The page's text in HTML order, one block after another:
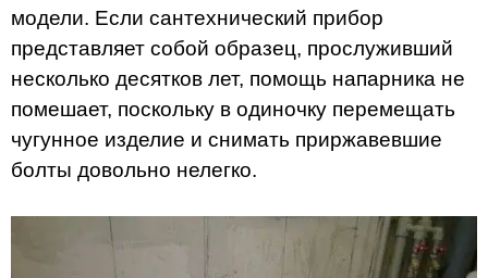
модели. Если сантехнический прибор
представляет собой образец, прослуживший
несколько десятков лет, помощь напарника не
помешает, поскольку в одиночку перемещать
чугунное изделие и снимать приржавевшие
болты довольно нелегко.